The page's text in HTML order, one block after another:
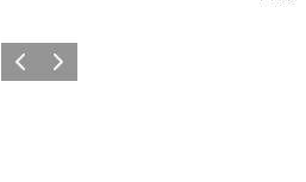
PrécédentSuivant